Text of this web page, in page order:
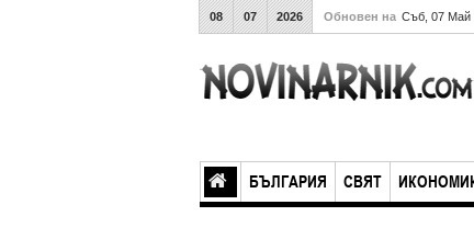
08 07 2026 Обновен на Съб, 07 Май
БЪЛГАРИЯ СВЯТ